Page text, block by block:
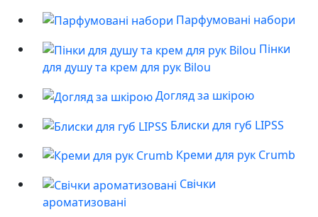
Парфумовані набори
Пінки
для душу та крем для рук Bilou
Догляд за шкірою
Блиски для губ LIPSS
Креми для рук Crumb
Свічки
ароматизовані